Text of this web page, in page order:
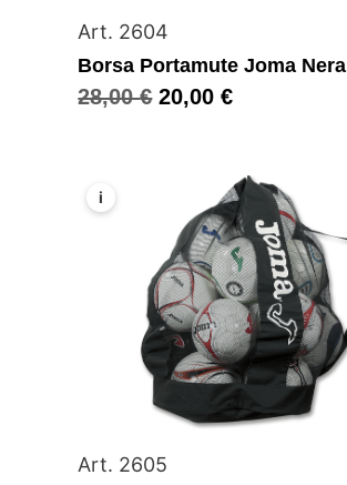
Art. 2604
Borsa Portamute Joma Nera
28,00€ 20,00€
i
Art. 2605